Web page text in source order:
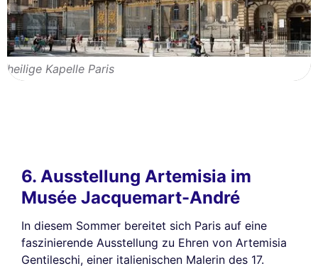
heilige Kapelle Paris
6. Ausstellung Artemisia im
Musée Jacquemart-André
In diesem Sommer bereitet sich Paris auf eine
faszinierende Ausstellung zu Ehren von Artemisia
Gentileschi, einer italienischen Malerin des 17.